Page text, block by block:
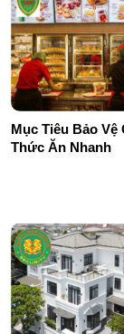
Mục Tiêu Bảo Vệ
Thức Ăn Nhanh